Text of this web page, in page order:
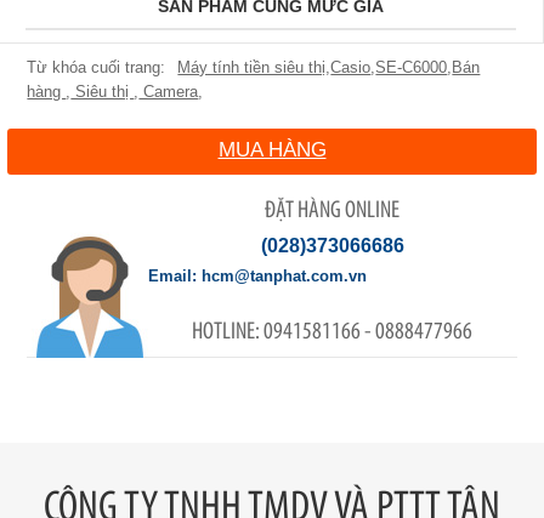
SẢN PHẨM CÙNG MỨC GIÁ
Máy tính tiền siêu thị,Casio,SE-C6000, Bán
hàng , Siêu thị , Camera,
MUA HÀNG
ĐẶT HÀNG ONLINE
(028)373066686
0941581166 - 0888477966
hcm@tanphat.com.vn
CÔNG TY TNHH TMDV VÀ PTTT TÂN